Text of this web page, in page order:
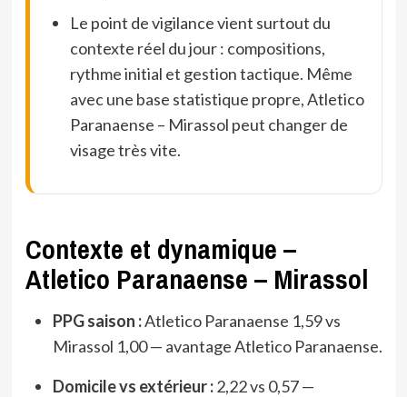
Le point de vigilance vient surtout du
contexte réel du jour : compositions,
rythme initial et gestion tactique. Même
avec une base statistique propre, Atletico
Paranaense – Mirassol peut changer de
visage très vite.
Contexte et dynamique –
Atletico Paranaense – Mirassol
PPG saison :Atletico Paranaense 1,59 vs
Mirassol 1,00 — avantage Atletico Paranaense.
Domicile vs extérieur :2,22 vs 0,57 —